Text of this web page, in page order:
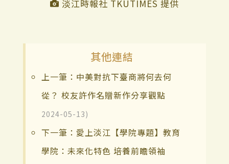
淡江時報社 TKUTIMES 提供
其他連結
上一筆：中美對抗下臺商將何去何
從？ 校友許作名贈新作分享觀點
2024-05-13)
下一筆：愛上淡江【學院專題】教育
學院：未來化特色 培養前瞻領袖